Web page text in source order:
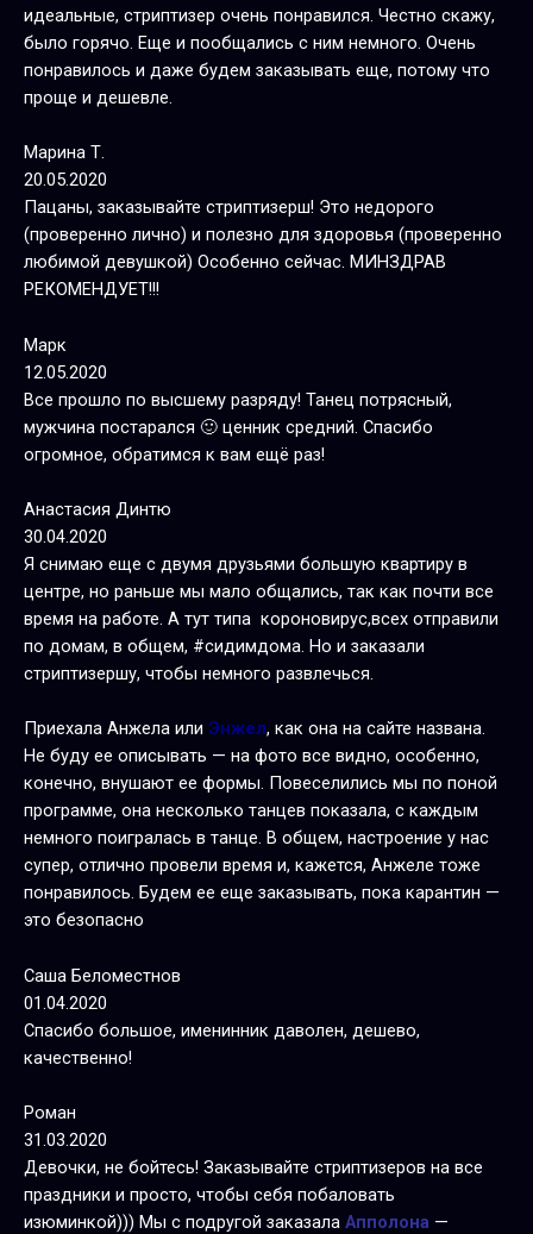
идеальные, стриптизер очень понравился. Честно скажу,
было горячо. Еще и пообщались с ним немного. Очень
понравилось и даже будем заказывать еще, потому что
проще и дешевле.
Марина Т.
20.05.2020
Пацаны, заказывайте стриптизерш! Это недорого
(проверенно лично) и полезно для здоровья (проверенно
любимой девушкой) Особенно сейчас. МИНЗДРАВ
РЕКОМЕНДУЕТ!!!
Марк
12.05.2020
Все прошло по высшему разряду! Танец потрясный,
мужчина постарался 🙂 ценник средний. Спасибо
огромное, обратимся к вам ещё раз!
Анастасия Динтю
30.04.2020
Я снимаю еще с двумя друзьями большую квартиру в
центре, но раньше мы мало общались, так как почти все
время на работе. А тут типа короновирус,всех отправили
по домам, в общем, #сидимдома. Но и заказали
стриптизершу, чтобы немного развлечься.
Приехала Анжела или Энжел, как она на сайте названа.
Не буду ее описывать — на фото все видно, особенно,
конечно, внушают ее формы. Повеселились мы по поной
программе, она несколько танцев показала, с каждым
немного поигралась в танце. В общем, настроение у нас
супер, отлично провели время и, кажется, Анжеле тоже
понравилось. Будем ее еще заказывать, пока карантин —
это безопасно
Саша Беломестнов
01.04.2020
Спасибо большое, именинник даволен, дешево,
качественно!
Роман
31.03.2020
Девочки, не бойтесь! Заказывайте стриптизеров на все
праздники и просто, чтобы себя побаловать
изюминкой))) Мы с подругой заказала Апполона —